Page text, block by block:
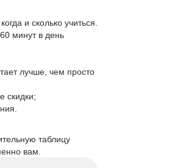
и сколько учиться.
минут в день
лучше, чем просто
скидки;
таблицу
вам.